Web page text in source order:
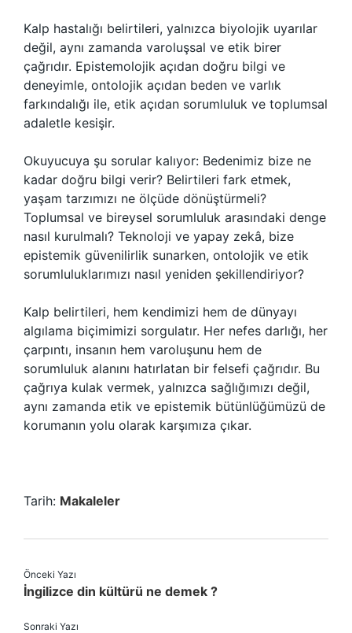
Kalp hastalığı belirtileri, yalnızca biyolojik uyarılar
değil, aynı zamanda varoluşsal ve etik birer
çağrıdır. Epistemolojik açıdan doğru bilgi ve
deneyimle, ontolojik açıdan beden ve varlık
farkındalığı ile, etik açıdan sorumluluk ve toplumsal
adaletle kesişir.
Okuyucuya şu sorular kalıyor: Bedenimiz bize ne
kadar doğru bilgi verir? Belirtileri fark etmek,
yaşam tarzımızı ne ölçüde dönüştürmeli?
Toplumsal ve bireysel sorumluluk arasındaki denge
nasıl kurulmalı? Teknoloji ve yapay zekâ, bize
epistemik güvenilirlik sunarken, ontolojik ve etik
sorumluluklarımızı nasıl yeniden şekillendiriyor?
Kalp belirtileri, hem kendimizi hem de dünyayı
algılama biçimimizi sorgulatır. Her nefes darlığı, her
çarpıntı, insanın hem varoluşunu hem de
sorumluluk alanını hatırlatan bir felsefi çağrıdır. Bu
çağrıya kulak vermek, yalnızca sağlığımızı değil,
aynı zamanda etik ve epistemik bütünlüğümüzü de
korumanın yolu olarak karşımıza çıkar.
Tarih: Makaleler
Önceki Yazı
İngilizce din kültürü ne demek ?
Sonraki Yazı